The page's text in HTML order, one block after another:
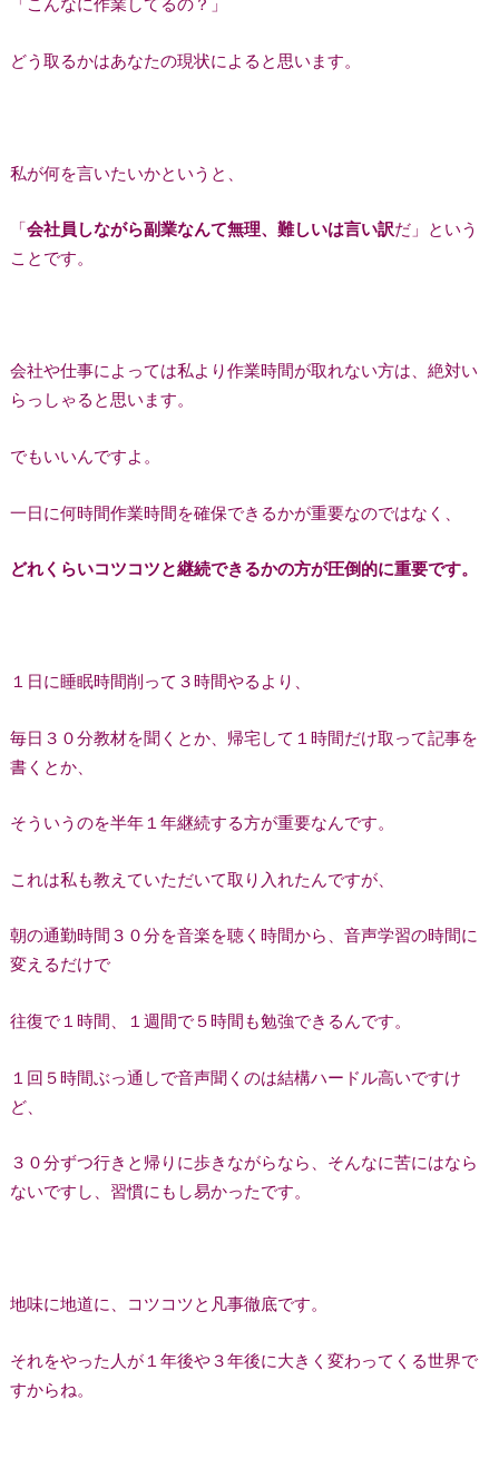
どう取るかはあなたの現状によると思います。
私が何を言いたいかというと、
「会社員しながら副業なんて無理、難しいは言い訳だ」という
ことです。
会社や仕事によっては私より作業時間が取れない方は、絶対い
らっしゃると思います。
でもいいんですよ。
一日に何時間作業時間を確保できるかが重要なのではなく、
どれくらいコツコツと継続できるかの方が圧倒的に重要です。
１日に睡眠時間削って３時間やるより、
毎日３０分教材を聞くとか、帰宅して１時間だけ取って記事を
書くとか、
そういうのを半年１年継続する方が重要なんです。
これは私も教えていただいて取り入れたんですが、
朝の通勤時間３０分を音楽を聴く時間から、音声学習の時間に
変えるだけで
往復で１時間、１週間で５時間も勉強できるんです。
１回５時間ぶっ通しで音声聞くのは結構ハードル高いですけ
ど、
３０分ずつ行きと帰りに歩きながらなら、そんなに苦にはなら
ないですし、習慣にもし易かったです。
地味に地道に、コツコツと凡事徹底です。
それをやった人が１年後や３年後に大きく変わってくる世界で
すからね。